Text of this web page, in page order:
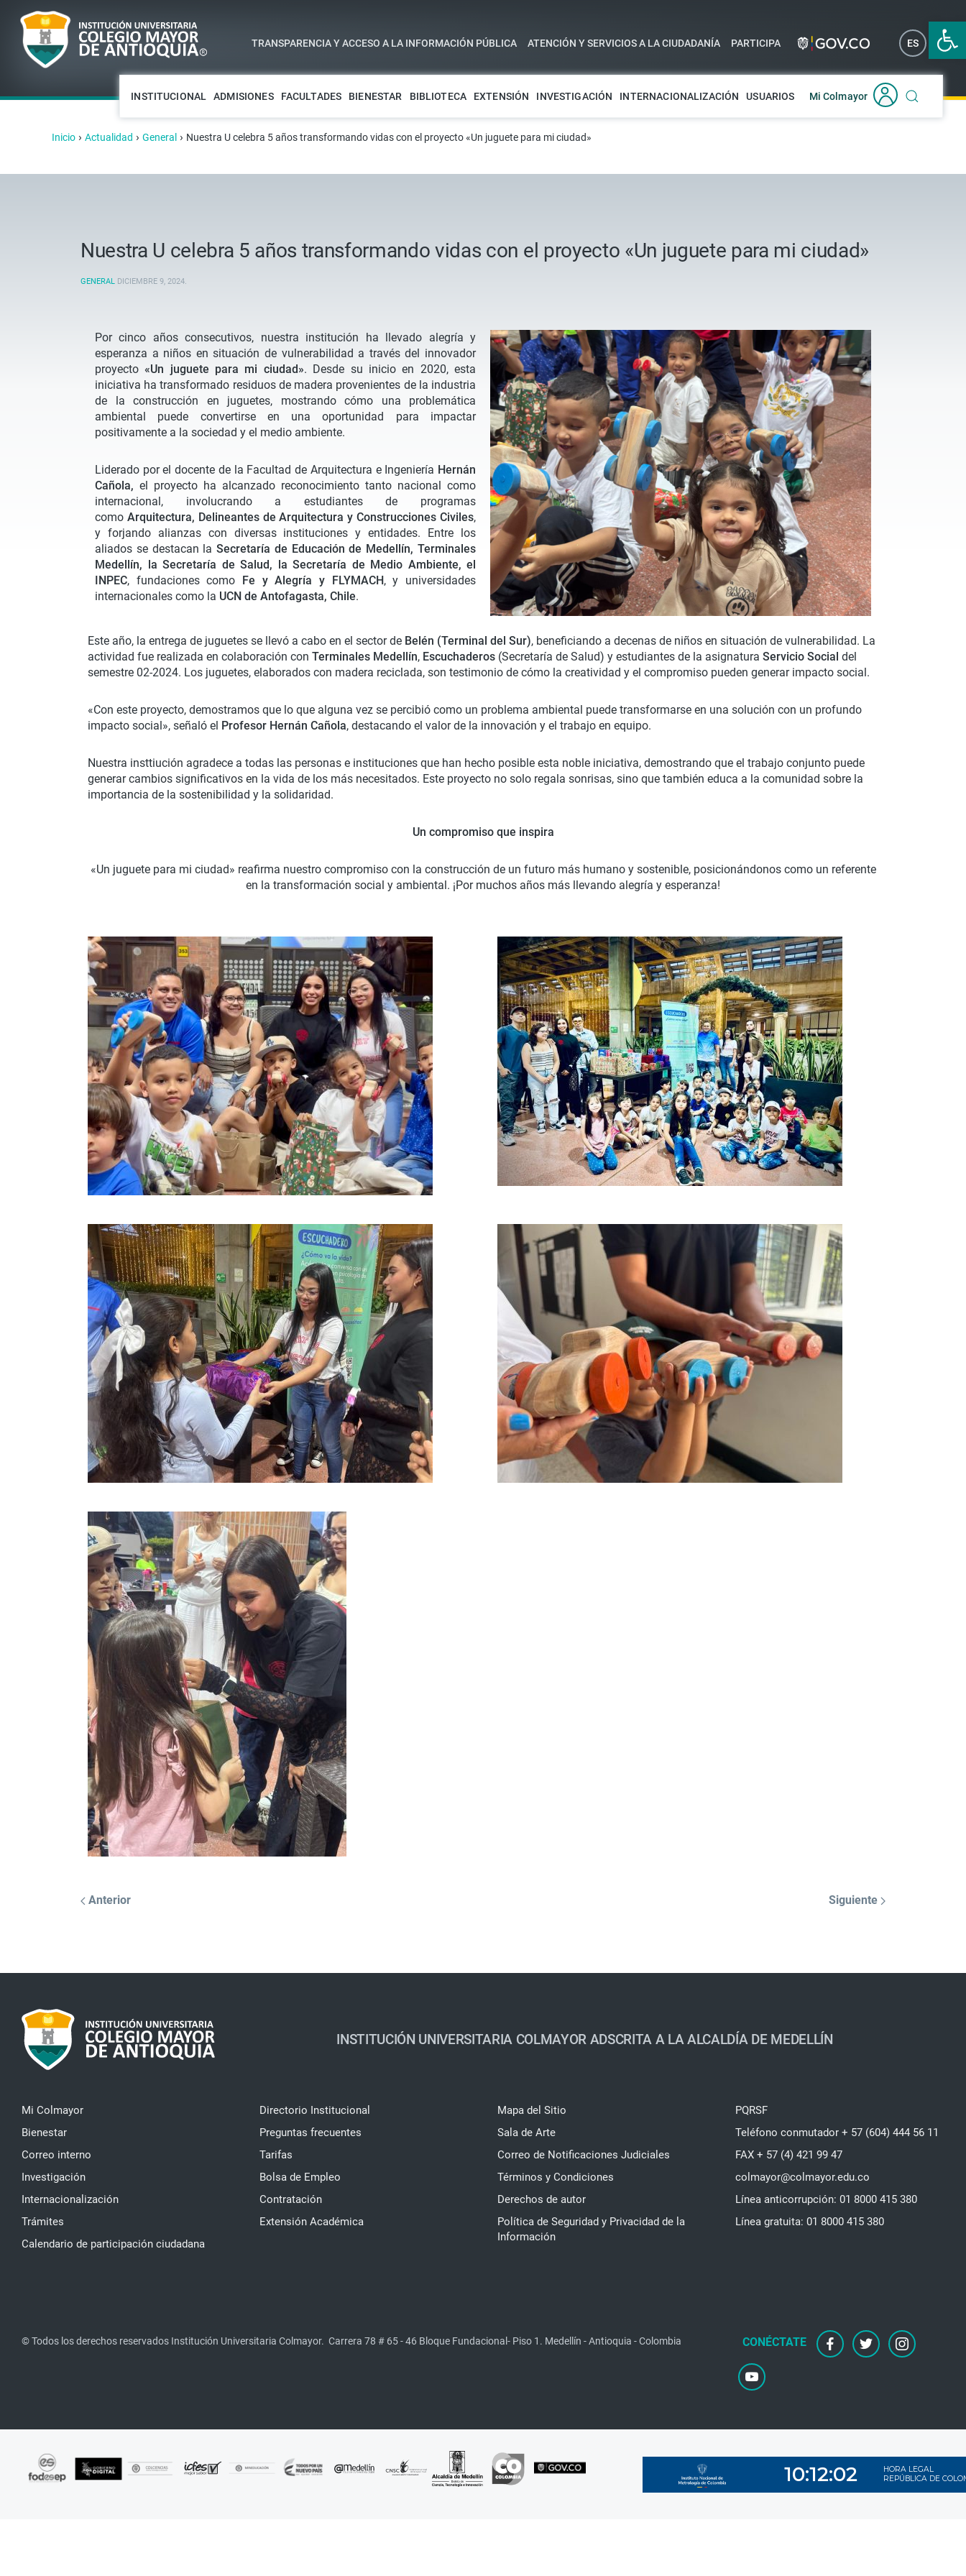
Abrir
TRANSPARENCIA Y ACCESO A LA INFORMACIÓN PÚBLICA ATENCIÓN Y SERVICIOS A LA CIUDADANÍA PARTICIPA ES EN
INSTITUCIONAL ADMISIONES FACULTADES BIENESTAR BIBLIOTECA EXTENSIÓN INVESTIGACIÓN INTERNACIONALIZACIÓN USUARIOS Mi Colmayor
Inicio › Actualidad › General › Nuestra U celebra 5 años transformando vidas con el proyecto «Un juguete para mi ciudad»
Nuestra U celebra 5 años transformando vidas con el proyecto «Un juguete para mi ciudad»
GENERAL DICIEMBRE 9, 2024.
Por cinco años consecutivos, nuestra institución ha llevado alegría y
esperanza a niños en situación de vulnerabilidad a través del innovador
proyecto «Un juguete para mi ciudad». Desde su inicio en 2020, esta
iniciativa ha transformado residuos de madera provenientes de la industria
de la construcción en juguetes, mostrando cómo una problemática
ambiental puede convertirse en una oportunidad para impactar
positivamente a la sociedad y el medio ambiente.
Liderado por el docente de la Facultad de Arquitectura e Ingeniería Hernán
Cañola, el proyecto ha alcanzado reconocimiento tanto nacional como
internacional, involucrando a estudiantes de programas
como Arquitectura, Delineantes de Arquitectura y Construcciones Civiles,
y forjando alianzas con diversas instituciones y entidades. Entre los
aliados se destacan laSecretaría de Educación de Medellín, Terminales
Medellín, la Secretaría de Salud, la Secretaría de Medio Ambiente, el
INPEC, fundaciones como Fe y Alegría y FLYMACH, y universidades
internacionales como la UCN de Antofagasta, Chile.
Este año, la entrega de juguetes se llevó a cabo en el sector de Belén (Terminal del Sur), beneficiando a decenas de niños en situación de vulnerabilidad. La
actividad fue realizada en colaboración con Terminales Medellín, Escuchaderos (Secretaría de Salud) y estudiantes de la asignatura Servicio Social del
semestre 02-2024. Los juguetes, elaborados con madera reciclada, son testimonio de cómo la creatividad y el compromiso pueden generar impacto social.
«Con este proyecto, demostramos que lo que alguna vez se percibió como un problema ambiental puede transformarse en una solución con un profundo
impacto social», señaló el Profesor Hernán Cañola, destacando el valor de la innovación y el trabajo en equipo.
Nuestra insttiución agradece a todas las personas e instituciones que han hecho posible esta noble iniciativa, demostrando que el trabajo conjunto puede
generar cambios significativos en la vida de los más necesitados. Este proyecto no solo regala sonrisas, sino que también educa a la comunidad sobre la
importancia de la sostenibilidad y la solidaridad.
Un compromiso que inspira
«Un juguete para mi ciudad» reafirma nuestro compromiso con la construcción de un futuro más humano y sostenible, posicionándonos como un referente
en la transformación social y ambiental. ¡Por muchos años más llevando alegría y esperanza!
Anterior Siguiente
INSTITUCIÓN UNIVERSITARIA COLMAYOR ADSCRITA A LA ALCALDÍA DE MEDELLÍN
Mi Colmayor
Bienestar
Correo interno
Investigación
Internacionalización
Trámites
Calendario de participación ciudadana
Directorio Institucional
Preguntas frecuentes
Tarifas
Bolsa de Empleo
Contratación
Extensión Académica
Mapa del Sitio
Sala de Arte
Correo de Notificaciones Judiciales
Términos y Condiciones
Derechos de autor
Política de Seguridad y Privacidad de la
Información
PQRSF
Teléfono conmutador + 57 (604) 444 56 11
FAX + 57 (4) 421 99 47
colmayor@colmayor.edu.co
Línea anticorrupción: 01 8000 415 380
Línea gratuita: 01 8000 415 380
© Todos los derechos reservados Institución Universitaria Colmayor. Carrera 78 # 65 - 46 Bloque Fundacional- Piso 1. Medellín - Antioquia - Colombia